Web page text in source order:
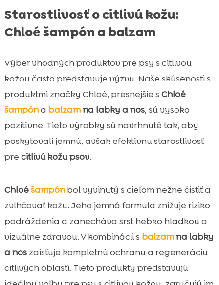
Starostlivosť o citlivú kožu:
Chloé šampón a balzam
Výber vhodných produktov pre psy s citlivou
kožou často predstavuje výzvu. Naše skúsenosti s
produktmi značky Chloé, presnejšie s Chloé
šampóna balzamna labky a nos, sú vysoko
pozitívne. Tieto výrobky sú navrhnuté tak, aby
poskytovali jemnú, avšak efektívnu starostlivosť
pre citlivú kožu psov.
Chloéšampónbol vyvinutý s cieľom nežne čistiť a
zvlhčovať kožu. Jeho jemná formula znižuje riziko
podráždenia a zanecháva srst hebko hladkou a
vizuálne zdravou. V kombinácii s balzamna labky
a noszaisťuje kompletnú ochranu a regeneráciu
citlivých oblastí. Tieto produkty predstavujú